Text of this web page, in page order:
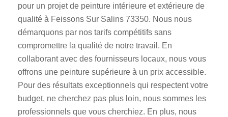
pour un projet de peinture intérieure et extérieure de
qualité à Feissons Sur Salins 73350. Nous nous
démarquons par nos tarifs compétitifs sans
compromettre la qualité de notre travail. En
collaborant avec des fournisseurs locaux, nous vous
offrons une peinture supérieure à un prix accessible.
Pour des résultats exceptionnels qui respectent votre
budget, ne cherchez pas plus loin, nous sommes les
professionnels que vous cherchiez. En plus, nous